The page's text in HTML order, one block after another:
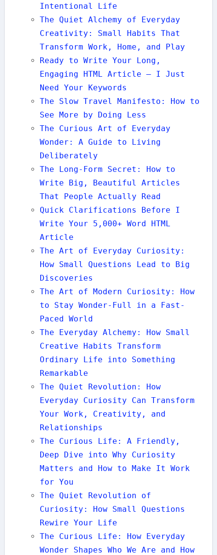
Intentional Life
The Quiet Alchemy of Everyday
Creativity: Small Habits That
Transform Work, Home, and Play
Ready to Write Your Long,
Engaging HTML Article — I Just
Need Your Keywords
The Slow Travel Manifesto: How to
See More by Doing Less
The Curious Art of Everyday
Wonder: A Guide to Living
Deliberately
The Long-Form Secret: How to
Write Big, Beautiful Articles
That People Actually Read
Quick Clarifications Before I
Write Your 5,000+ Word HTML
Article
The Art of Everyday Curiosity:
How Small Questions Lead to Big
Discoveries
The Art of Modern Curiosity: How
to Stay Wonder-Full in a Fast-
Paced World
The Everyday Alchemy: How Small
Creative Habits Transform
Ordinary Life into Something
Remarkable
The Quiet Revolution: How
Everyday Curiosity Can Transform
Your Work, Creativity, and
Relationships
The Curious Life: A Friendly,
Deep Dive into Why Curiosity
Matters and How to Make It Work
for You
The Quiet Revolution of
Curiosity: How Small Questions
Rewire Your Life
The Curious Life: How Everyday
Wonder Shapes Who We Are and How